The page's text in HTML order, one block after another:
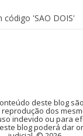
'SAO DOIS'
deste blog
dos
indevido ou para
blog poderá dar